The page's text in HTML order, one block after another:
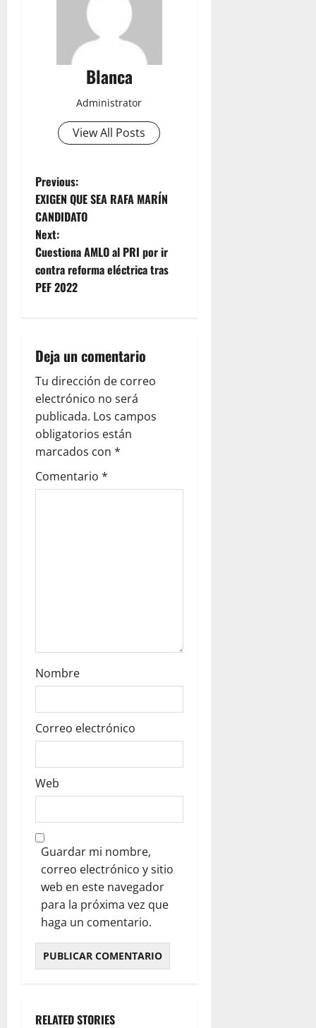
Blanca
Administrator
View All Posts
P
o
s
t
v
i
g
a
t
Previous:
EXIGEN QUE SEA RAFA MARÍN
CANDIDATO
Next:
Cuestiona AMLO al PRI por ir
contra reforma eléctrica tras
PEF 2022
Deja un comentario
Tu dirección de correo
electrónico no será
publicada. Los campos
obligatorios están
marcados con *
Comentario *
Nombre
Correo electrónico
Web
Guardar mi nombre,
correo electrónico y sitio
web en este navegador
para la próxima vez que
haga un comentario.
RELATED STORIES